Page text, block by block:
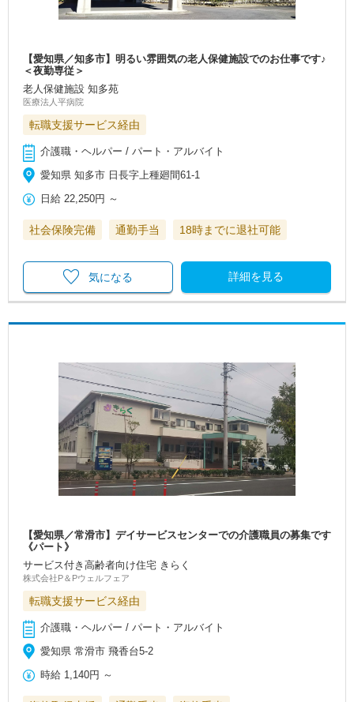
【愛知県／知多市】明るい雰囲気の老人保健施設でのお仕事です♪
＜夜勤専従＞
老人保健施設 知多苑
医療法人平病院
転職支援サービス経由
介護職・ヘルパー / パート・アルバイト
愛知県 知多市 日長字上種廻間61-1
日給 22,250円 ～
社会保険完備 通勤手当 18時までに退社可能
詳細を見る
気になる
【愛知県／常滑市】デイサービスセンターでの介護職員の募集です
《パート》
サービス付き高齢者向け住宅 きらく
株式会社P＆Pウェルフェア
転職支援サービス経由
介護職・ヘルパー / パート・アルバイト
愛知県 常滑市 飛香台5-2
時給 1,140円 ～